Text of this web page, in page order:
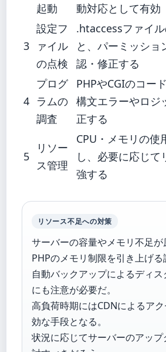
起動
動対応として有効
3
設定フ
ァイル
の点検
.htaccessファイ
と、パーミッショ
認・修正する
4
プログ
ラムの
調査
PHPやCGIのコー
構文エラーやロジ
正する
5
リソー
ス管理
CPU・メモリの使
し、必要に応じて
強する
リソース不足への対策
サーバーの容量やメモリ不足が
PHPのメモリ制限を引き上げる
自動バックアップによるディ
にも注意が必要だ。
高負荷時期にはCDNによるア
効な手段となる。
状況に応じてサーバーのアッ